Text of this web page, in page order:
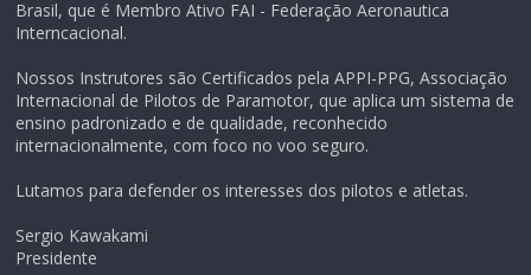
Brasil, que é Membro Ativo FAI - Federação Aeronautica
Interncacional.
Nossos Instrutores são Certificados pela APPI-PPG, Associação
Internacional de Pilotos de Paramotor, que aplica um sistema de
ensino padronizado e de qualidade, reconhecido
internacionalmente, com foco no voo seguro.
Lutamos para defender os interesses dos pilotos e atletas.
Sergio Kawakami
Presidente